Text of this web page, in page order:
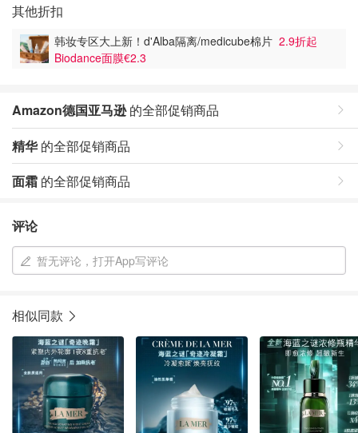
其他折扣
韩妆专区大上新！d'Alba隔离/medicube棉片 2.9折起
Biodance面膜€2.3
Amazon德国亚马逊的全部促销商品
精华的全部促销商品
面霜 的全部促销商品
评论
暂无评论，打开App写评论
相似同款